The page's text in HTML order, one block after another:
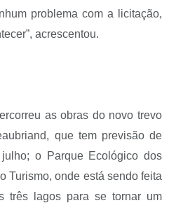
problema com a licitação,
acrescentou.
as obras do novo trevo
que tem previsão de
o Parque Ecológico dos
Turismo, onde está sendo feita
três lagos para se tornar um